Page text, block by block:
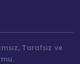
Tarafsız ve